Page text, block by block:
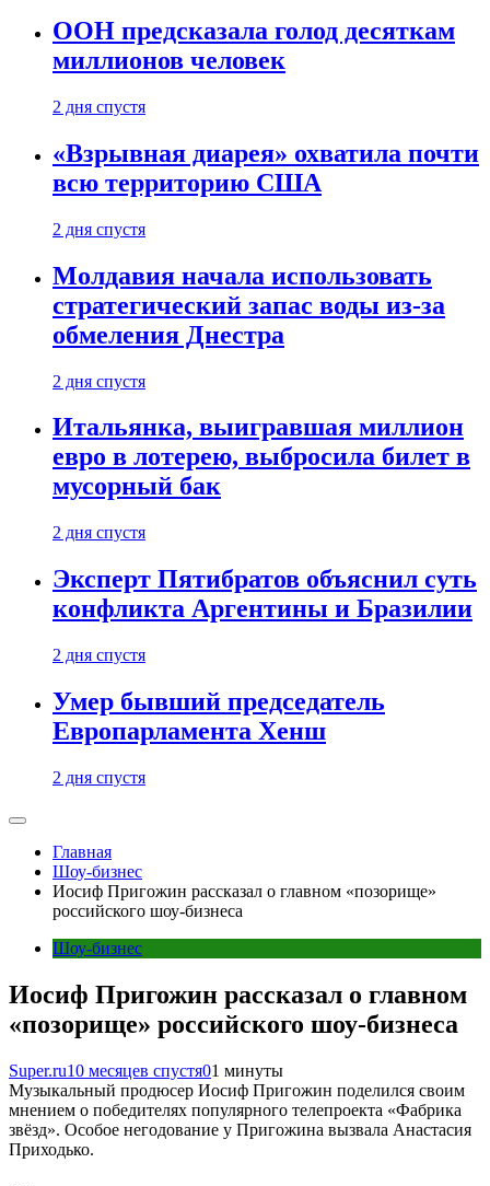
ООН предсказала голод десяткам
миллионов человек
2 дня спустя
«Взрывная диарея» охватила почти
всю территорию США
2 дня спустя
Молдавия начала использовать
стратегический запас воды из-за
обмеления Днестра
2 дня спустя
Итальянка, выигравшая миллион
евро в лотерею, выбросила билет в
мусорный бак
2 дня спустя
Эксперт Пятибратов объяснил суть
конфликта Аргентины и Бразилии
2 дня спустя
Умер бывший председатель
Европарламента Хенш
2 дня спустя
Главная
Шоу-бизнес
Иосиф Пригожин рассказал о главном «позорище»
российского шоу-бизнеса
Шоу-бизнес
Иосиф Пригожин рассказал о главном
«позорище» российского шоу-бизнеса
Super.ru10 месяцев спустя01 минуты
Музыкальный продюсер Иосиф Пригожин поделился своим
мнением о победителях популярного телепроекта «Фабрика
звёзд». Особое негодование у Пригожина вызвала Анастасия
Приходько.